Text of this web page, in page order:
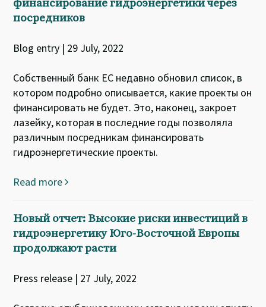
финансирование гидроэнергетики через
посредников
Blog entry | 29 July, 2022
Собственный банк ЕС недавно обновил список, в
котором подробно описывается, какие проекты он
финансировать не будет. Это, наконец, закроет
лазейку, которая в последние годы позволяла
различным посредникам финансировать
гидроэнергетические проекты.
Read more
Новый отчет: Высокие риски инвестиций в
гидроэнергетику Юго-Восточной Европы
продолжают расти
Press release | 27 July, 2022